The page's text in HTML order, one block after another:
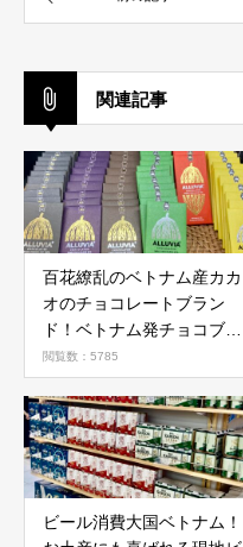
関連記事
百花繚乱のベトナム産カカ
オのチョコレートブラン
ド！ベトナム発チョコブラ
ンドが続々登場
閲覧数：5785
ビール消費大国ベトナム！